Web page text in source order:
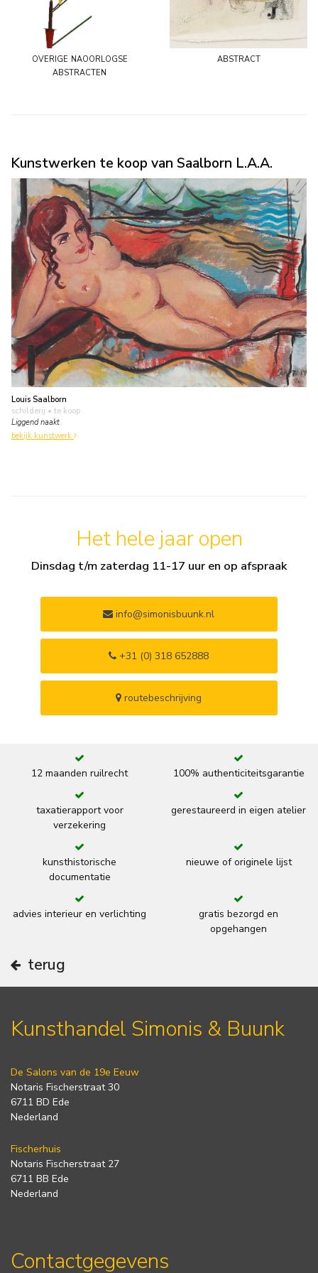
overige naoorlogse
abstracten
abstract
Kunstwerken te koop van Saalborn L.A.A.
Louis Saalborn
schilderij • te koop
Liggend naakt
bekijk kunstwerk
Het hele jaar open
Dinsdag t/m zaterdag 11-17 uur en op afspraak
info@simonisbuunk.nl
+31 (0) 318 652888
routebeschrijving
12 maanden ruilrecht 100% authenticiteitsgarantie
taxatierapport voor
verzekering
gerestaureerd in eigen atelier
kunsthistorische
documentatie
nieuwe of originele lijst
advies interieur en verlichting
gratis bezorgd en
opgehangen
terug
Kunsthandel Simonis & Buunk
De Salons van de 19e Eeuw
Notaris Fischerstraat 30
6711 BD Ede
Nederland
Fischerhuis
Notaris Fischerstraat 27
6711 BB Ede
Nederland
Contactgegevens